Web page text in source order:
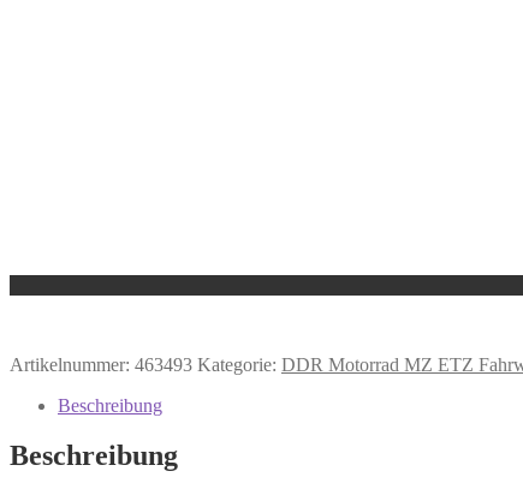
Artikelnummer: 463493 Kategorie: DDR Motorrad MZ ETZ
Beschreibung
Beschreibung